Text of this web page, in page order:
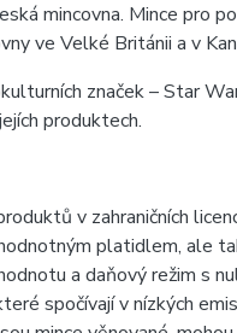
mincovna. Mince pro
ve Velké Británii a v
značek – Star
produktech.
v zahraničních
platidlem, ale
a daňový režim s
spočívají v nízkých